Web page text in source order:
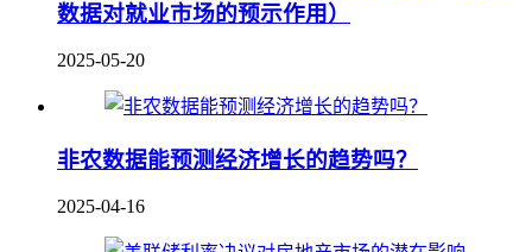
数据对就业市场的预示作用）
2025-05-20
非农数据能预测经济增长的趋势吗？
2025-04-16